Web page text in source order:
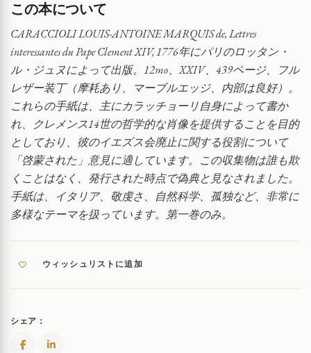
の
手
QUANTITY
この本について
CARACCIOLI LOUIS-ANTOINE MARQUIS de, Lettres
interessantes du Pape Clement XIV, 1776年にパリのロッタン・
ル・ジュヌによって出版。12mo、XXIV、439ページ、フル
レザー装丁（摩耗あり、マーブルエッジ、内部は良好）。
これらの手紙は、主にカラッチョーリ自身によって書か
れ、クレメンス14世の哲学的な肖像を提供することを目的
としており、彼のイエズス会廃止に関する役割について
「啓蒙された」意見に適しています。この収集物は誰も欺
くことはなく、発行された時点で偽典と見なされました。
手紙は、イタリア、敬虔さ、自然科学、孤独など、非常に
多様なテーマを扱っています。第一巻のみ。
ウィッシュリストに追加
シェア：